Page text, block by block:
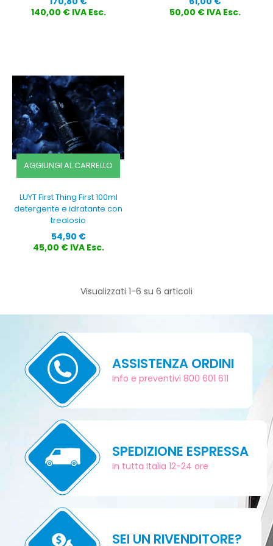
140,00 € IVA Esc.
50,00 € IVA Esc.
AGGIUNGI AL CARRELLO
LUYT First Thing First 100ml
detergente e idratante con
trealosio
Prezzo
54,90 €
45,00 € IVA Esc.
Visualizzati 1-6 su 6 articoli
ASSISTENZA ORDINI
Info e preventivi 800 601 611
SPEDIZIONE ESPRESSA
In tutta Italia 12-24 ore
SEI UN RIVENDITORE?